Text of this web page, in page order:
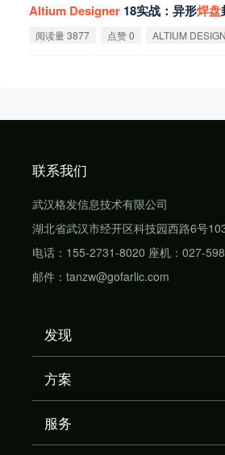
Altium Designer 18实战：异形焊盘
阅读量 3877 点赞 0 ALTIUM
联系我们
武汉格发信息技术有限公司
湖北省武汉市经开区科技园西路6号
电话：155-2731-8020 座机：027-
邮件：tanzw@gofarlic.com
发现
方案
服务